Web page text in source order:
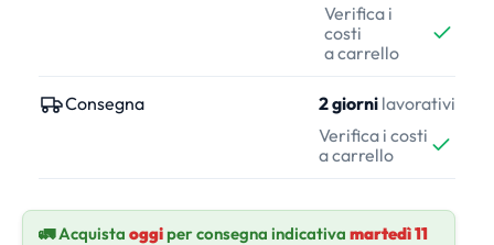
Verifica i
costi
a carrello
Consegna 2 giorni lavorativi
Verifica i costi
a carrello
🚛 Acquista oggiper consegna indicativa martedì 11